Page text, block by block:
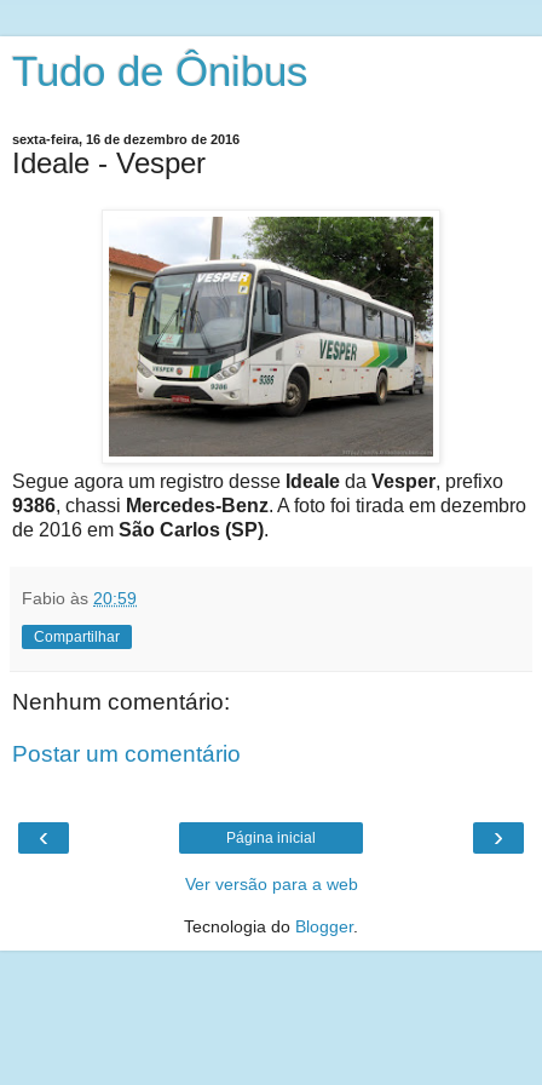
Tudo de Ônibus
sexta-feira, 16 de dezembro de 2016
Ideale - Vesper
Segue agora um registro desse Ideale da Vesper, prefixo
9386, chassi Mercedes-Benz. A foto foi tirada em dezembro
de 2016 em São Carlos (SP).
Fabio às 20:59
Compartilhar
Nenhum comentário:
Postar um comentário
‹ ›
Página inicial
Ver versão para a web
Tecnologia do Blogger.